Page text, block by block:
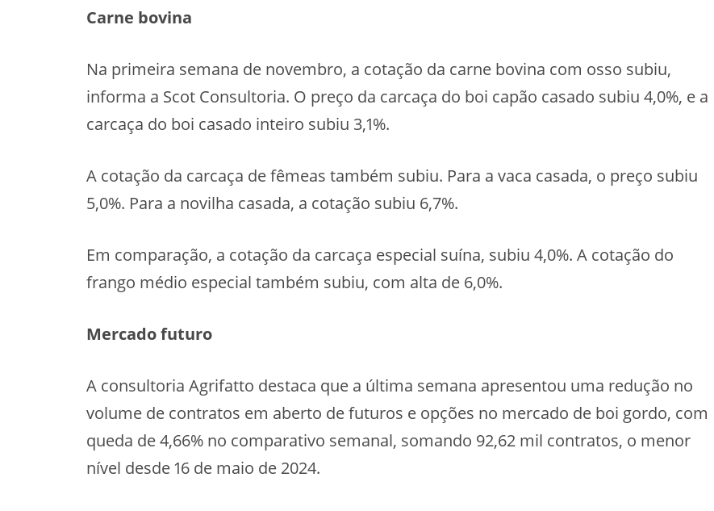
Carne bovina
Na primeira semana de novembro, a cotação da carne bovina com osso subiu,
informa a Scot Consultoria. O preço da carcaça do boi capão casado subiu 4,0%, e a
carcaça do boi casado inteiro subiu 3,1%.
A cotação da carcaça de fêmeas também subiu. Para a vaca casada, o preço subiu
5,0%. Para a novilha casada, a cotação subiu 6,7%.
Em comparação, a cotação da carcaça especial suína, subiu 4,0%. A cotação do
frango médio especial também subiu, com alta de 6,0%.
Mercado futuro
A consultoria Agrifatto destaca que a última semana apresentou uma redução no
volume de contratos em aberto de futuros e opções no mercado de boi gordo, com
queda de 4,66% no comparativo semanal, somando 92,62 mil contratos, o menor
nível desde 16 de maio de 2024.